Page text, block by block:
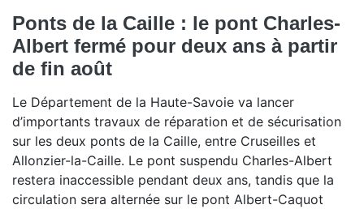
Ponts de la Caille : le pont Charles-
Albert fermé pour deux ans à partir
de fin août
Le Département de la Haute-Savoie va lancer
d’importants travaux de réparation et de sécurisation
sur les deux ponts de la Caille, entre Cruseilles et
Allonzier-la-Caille. Le pont suspendu Charles-Albert
restera inaccessible pendant deux ans, tandis que la
circulation sera alternée sur le pont Albert-Caquot